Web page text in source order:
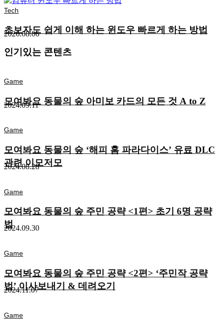
Tech
초보자도 쉽게 이해 하는 윈도우 빠르게 하는 방법
2026.08.06
인기있는 콘텐츠
Game
모여봐요 동물의 숲 아미보 카드의 모든 것 A to Z
2024.09.11
Game
모여봐요 동물의 숲 ‘해피 홈 파라다이스’ 유료 DLC
관련 이모저모
2024.08.28
Game
모여봐요 동물의 숲 주민 공략 <1편> 초기 6명 공략
법
2024.09.30
Game
모여봐요 동물의 숲 주민 공략 <2편> ‘주민작 공략
법’ 이사보내기 & 데려오기
2024.11.07
Game